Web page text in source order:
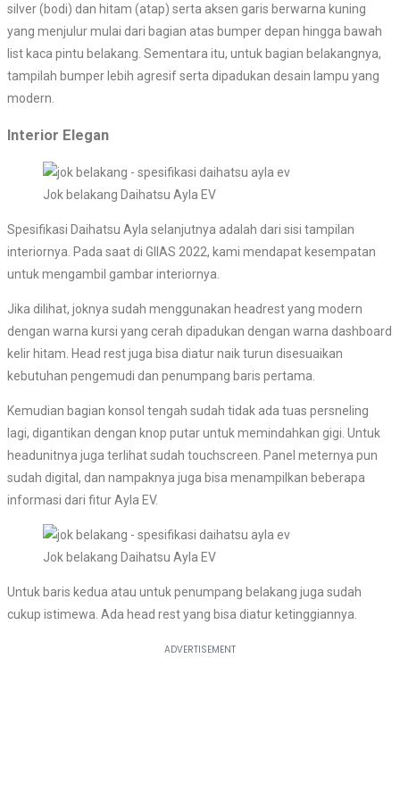
silver (bodi) dan hitam (atap) serta aksen garis berwarna kuning
yang menjulur mulai dari bagian atas bumper depan hingga bawah
list kaca pintu belakang. Sementara itu, untuk bagian belakangnya,
tampilah bumper lebih agresif serta dipadukan desain lampu yang
modern.
Interior Elegan
Jok belakang Daihatsu Ayla EV
Spesifikasi Daihatsu Ayla selanjutnya adalah dari sisi tampilan
interiornya. Pada saat di GIIAS 2022, kami mendapat kesempatan
untuk mengambil gambar interiornya.
Jika dilihat, joknya sudah menggunakan headrest yang modern
dengan warna kursi yang cerah dipadukan dengan warna dashboard
kelir hitam. Head rest juga bisa diatur naik turun disesuaikan
kebutuhan pengemudi dan penumpang baris pertama.
Kemudian bagian konsol tengah sudah tidak ada tuas persneling
lagi, digantikan dengan knop putar untuk memindahkan gigi. Untuk
headunitnya juga terlihat sudah touchscreen. Panel meternya pun
sudah digital, dan nampaknya juga bisa menampilkan beberapa
informasi dari fitur Ayla EV.
Jok belakang Daihatsu Ayla EV
Untuk baris kedua atau untuk penumpang belakang juga sudah
cukup istimewa. Ada head rest yang bisa diatur ketinggiannya.